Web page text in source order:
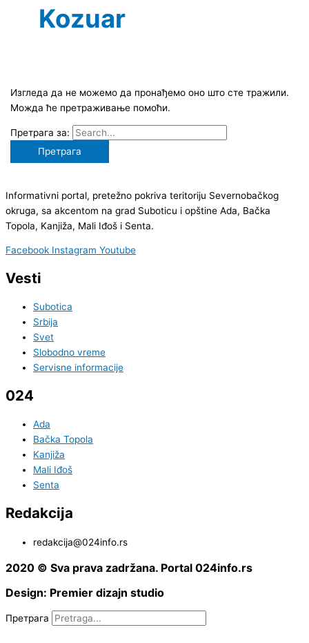
Kozuar
Изгледа да не можемо да пронађемо оно што сте тражили.
Можда ће претраживање помоћи.
Претрага за:
Informativni portal, pretežno pokriva teritoriju Severnobačkog
okruga, sa akcentom na grad Suboticu i opštine Ada, Bačka
Topola, Kanjiža, Mali Iđoš i Senta.
Facebook Instagram Youtube
Vesti
Subotica
Srbija
Svet
Slobodno vreme
Servisne informacije
024
Ada
Bačka Topola
Kanjiža
Mali Iđoš
Senta
Redakcija
redakcija@024info.rs
2020 © Sva prava zadržana. Portal 024info.rs
Design: Premier dizajn studio
Претрага